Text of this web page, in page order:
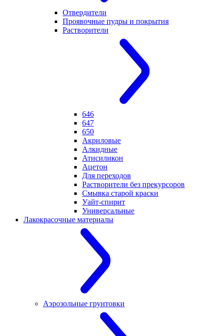
Отвердители
Проявочные пудры и покрытия
Растворители
646
647
650
Акриловые
Алкидные
Атисиликон
Ацетон
Для переходов
Растворители без прекурсоров
Смывка старой краски
Уайт-спирит
Универсальные
Лакокрасочные материалы
Аэрозольные грунтовки